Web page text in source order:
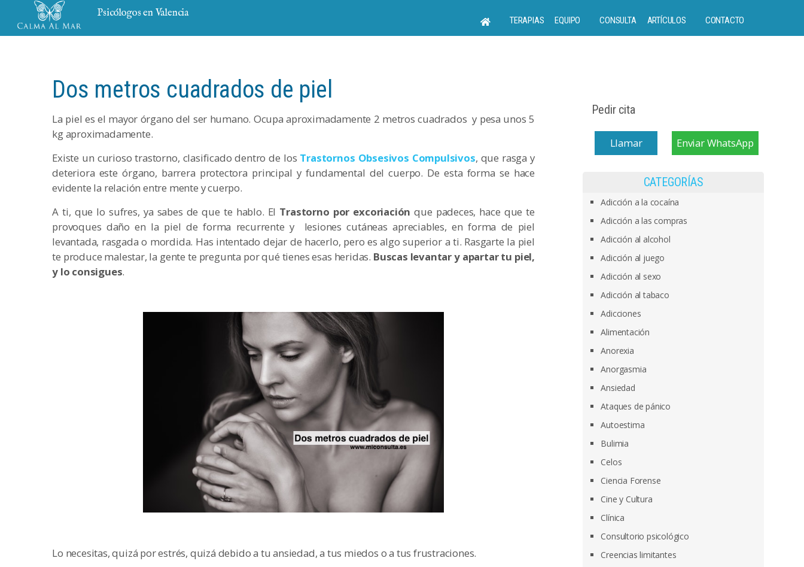
Psicólogos en Valencia
TERAPIAS EQUIPO CONSULTA ARTÍCULOS CONTACTO
Dos metros cuadrados de piel
La piel es el mayor órgano del ser humano. Ocupa aproximadamente 2 metros cuadrados y pesa unos 5
kg aproximadamente.
Existe un curioso trastorno, clasificado dentro de los Trastornos Obsesivos Compulsivos, que rasga y
deteriora este órgano, barrera protectora principal y fundamental del cuerpo. De esta forma se hace
evidente la relación entre mente y cuerpo.
A ti, que lo sufres, ya sabes de que te hablo. El Trastorno por excoriación que padeces, hace que te
provoques daño en la piel de forma recurrente y lesiones cutáneas apreciables, en forma de piel
levantada, rasgada o mordida. Has intentado dejar de hacerlo, pero es algo superior a ti. Rasgarte la piel
te produce malestar, la gente te pregunta por qué tienes esas heridas. Buscas levantar y apartar tu piel,
y lo consigues.
Lo necesitas, quizá por estrés, quizá debido a tu ansiedad, a tus miedos o a tus frustraciones.
Pedir cita
Llamar Enviar WhatsApp
CATEGORÍAS
Adicción a la cocaína
Adicción a las compras
Adicción al alcohol
Adicción al juego
Adicción al sexo
Adicción al tabaco
Adicciones
Alimentación
Anorexia
Anorgasmia
Ansiedad
Ataques de pánico
Autoestima
Bulimia
Celos
Ciencia Forense
Cine y Cultura
Clínica
Consultorio psicológico
Creencias limitantes